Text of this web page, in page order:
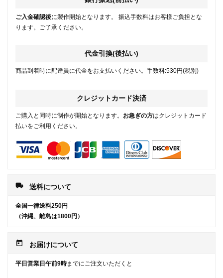
ご入金確認後に製作開始となります。 振込手数料はお客様ご負担とな
ります。ご了承ください。
代金引換(後払い)
商品到着時に配達員に代金をお支払いください。手数料:530円(税別)
クレジットカード決済
ご購入と同時に制作が開始となります。 お急ぎの方はクレジットカード
払いをご利用ください。
local_shipping 送料について
全国一律送料250円
（沖縄、離島は1800円）
today お届けについて
平日営業日午前9時までにご注文いただくと